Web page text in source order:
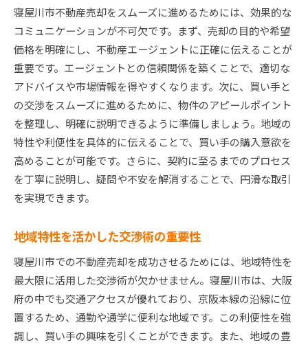
寝屋川市不動産売却をスムーズに進めるためには、効果的な
コミュニケーションが不可欠です。まず、売却の目的や希望
価格を明確にし、不動産エージェントに正確に伝えることが
重要です。エージェントとの信頼関係を築くことで、適切な
アドバイスや市場情報を得やすくなります。次に、買い手と
の交渉をスムーズに進めるために、物件のアピールポイント
を整理し、明確に説明できるように準備しましょう。地域の
特性や利便性を具体的に伝えることで、買い手の購入意欲を
高めることが可能です。さらに、契約に至るまでのプロセス
を丁寧に説明し、疑問や不安を解消することで、円滑な取引
を実現できます。
地域特性を活かした交渉術の重要性
寝屋川市での不動産売却を成功させるためには、地域特性を
最大限に活用した交渉術が欠かせません。寝屋川市は、大阪
府の中でも交通アクセスが優れており、京阪本線の沿線に位
置するため、通勤や通学に便利な地域です。この利便性を強
調し、買い手の興味を引くことができます。また、地域の豊